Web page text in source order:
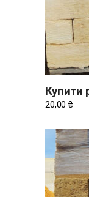
Купити
20,00 ₴